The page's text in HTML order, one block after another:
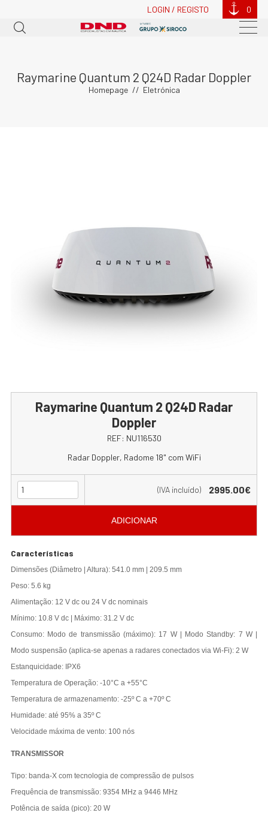
LOGIN / REGISTO 0
Raymarine Quantum 2 Q24D Radar Doppler
Homepage Eletrónica
Raymarine Quantum 2 Q24D Radar
Doppler
REF: NU116530
Radar Doppler, Radome 18" com WiFi
(IVA incluído) 2995.00€
ADICIONAR
Características
Dimensões (Diâmetro | Altura): 541.0 mm | 209.5 mm
Peso: 5.6 kg
Alimentação: 12 V dc ou 24 V dc nominais
Mínimo: 10.8 V dc | Máximo: 31.2 V dc
Consumo: Modo de transmissão (máximo): 17 W | Modo Standby: 7 W |
Modo suspensão (aplica-se apenas a radares conectados via Wi-Fi): 2 W
Estanquicidade: IPX6
Temperatura de Operação: -10°C a +55°C
Temperatura de armazenamento: -25º C a +70º C
Humidade: até 95% a 35º C
Velocidade máxima de vento: 100 nós
TRANSMISSOR
Tipo: banda-X com tecnologia de compressão de pulsos
Frequência de transmissão: 9354 MHz a 9446 MHz
Potência de saída (pico): 20 W